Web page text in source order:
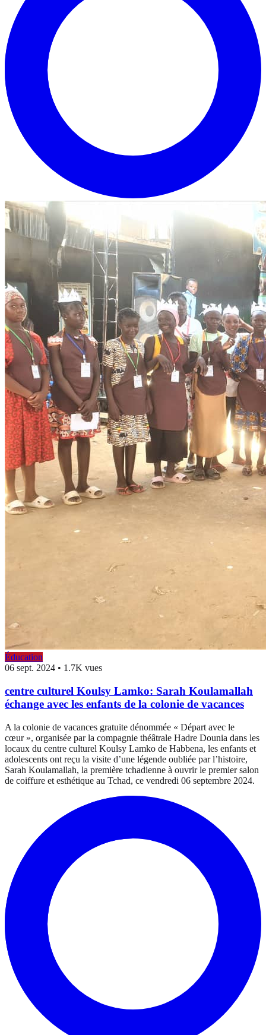
Éducation
06 sept. 2024 • 1.7K vues
centre culturel Koulsy Lamko: Sarah Koulamallah
échange avec les enfants de la colonie de vacances
A la colonie de vacances gratuite dénommée « Départ avec le
cœur », organisée par la compagnie théâtrale Hadre Dounia dans les
locaux du centre culturel Koulsy Lamko de Habbena, les enfants et
adolescents ont reçu la visite d’une légende oubliée par l’histoire,
Sarah Koulamallah, la première tchadienne à ouvrir le premier salon
de coiffure et esthétique au Tchad, ce vendredi 06 septembre 2024.